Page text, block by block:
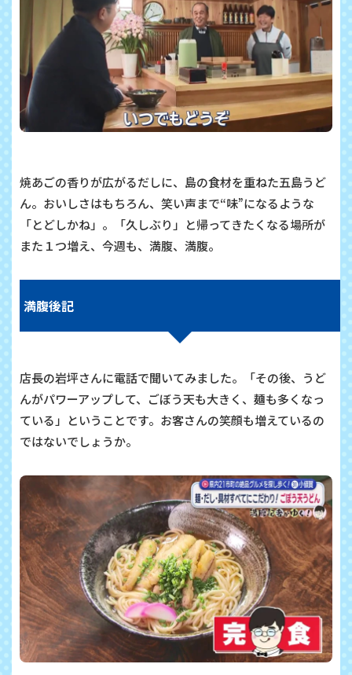
焼あごの香りが広がるだしに、島の食材を重ねた五島うど
ん。おいしさはもちろん、笑い声まで“味”になるような
「とどしかね」。「久しぶり」と帰ってきたくなる場所が
また１つ増え、今週も、満腹、満腹。
満腹後記
店長の岩坪さんに電話で聞いてみました。「その後、うど
んがパワーアップして、ごぼう天も大きく、麺も多くなっ
ている」ということです。お客さんの笑顔も増えているの
ではないでしょうか。